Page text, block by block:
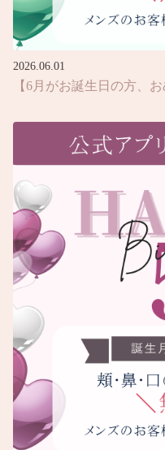
2026.06.01
【6月がお誕生日の方、